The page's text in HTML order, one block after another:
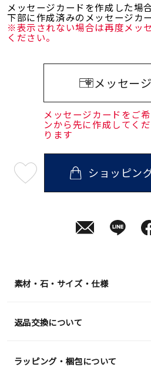
メッセージカードを作成した場合
下部に作成済みのメッセージカ
※表示されない場合は再度メッ
ください。
メッセー
メッセージカードをご
ンから先に作成してく
ります
08
ショッピン
素材・石・サイズ・仕様
返品交換について
ラッピング・梱包について